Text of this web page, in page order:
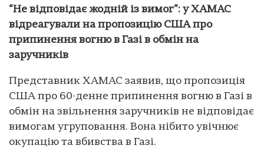
“Не відповідає жодній із вимог”: у ХАМАС
відреагували на пропозицію США про
припинення вогню в Газі в обмін на
заручників
Представник ХАМАС заявив, що пропозиція
США про 60-денне припинення вогню в Газі в
обмін на звільнення заручників не відповідає
вимогам угруповання. Вона нібито увічнює
окупацію та вбивства в Газі.